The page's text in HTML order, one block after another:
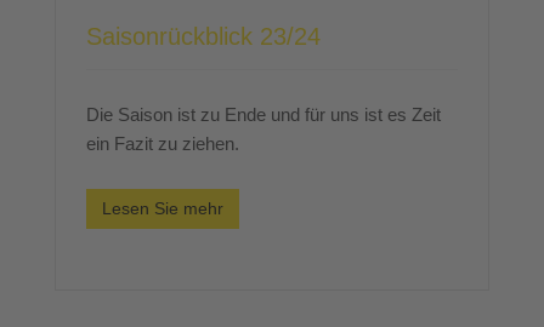
Saisonrückblick 23/24
Die Saison ist zu Ende und für uns ist es Zeit
ein Fazit zu ziehen.
Lesen Sie mehr